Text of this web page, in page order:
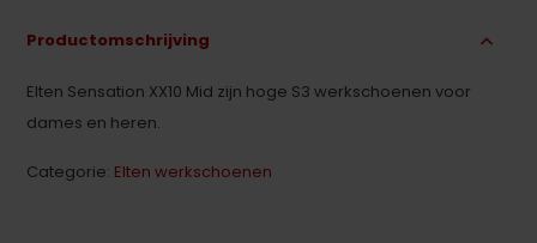
Productomschrijving
Elten Sensation XX10 Mid zijn hoge S3 werkschoenen voor
dames en heren.
Categorie: Elten werkschoenen